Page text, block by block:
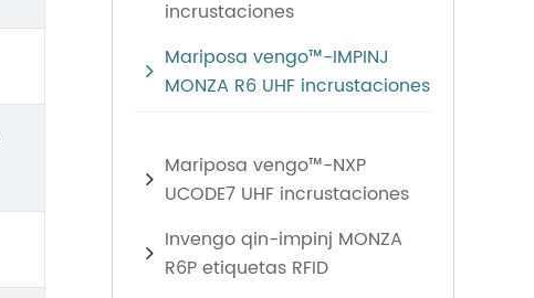
incrustaciones
Mariposa vengo™-IMPINJ
MONZA R6 UHF incrustaciones
Mariposa vengo™-NXP
UCODE7 UHF incrustaciones
Invengo qin-impinj MONZA
R6P etiquetas RFID